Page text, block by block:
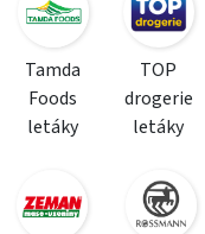
Tamda
Foods
letáky
TOP
drogerie
letáky